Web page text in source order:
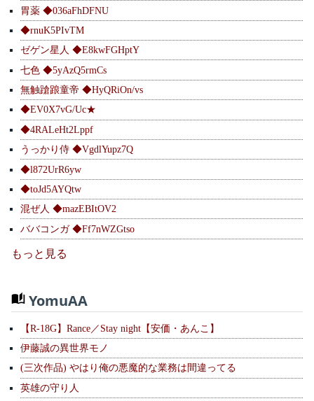
胃薬 ◆036aFhDFNU
◆rnuK5PIvTM
ゼゲン星人 ◆E8kwFGHptY
七色 ◆5yAzQ5rmCs
無触蹌踉童帝 ◆HyQRiOn/vs
◆EV0X7vG/Uc★
◆4RALeHt2Lppf
うっかり侍 ◆VgdlYupz7Q
◆l872UrR6yw
◆toJd5AYQtw
混ぜ人 ◆mazEBItOV2
ババコンガ ◆Ff7nWZGtso
もっと見る
YomuAA
【R-18G】Rance／Stay night【安価・あんこ】
伊藤誠の異世界モノ
(三次作品) やはり俺の悪魔的な業務は間違ってる
英雄の守り人